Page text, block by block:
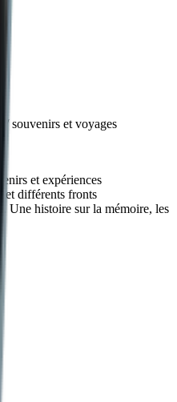
souvenirs et voyages
et expériences
et différents fronts
Une histoire sur la mémoire, les